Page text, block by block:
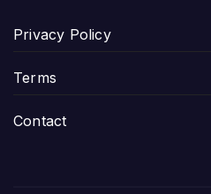
Privacy Policy
Terms
Contact